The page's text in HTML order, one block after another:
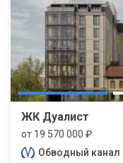
ЖК Дуалист
от 19 570 000 ₽
Обводный канал